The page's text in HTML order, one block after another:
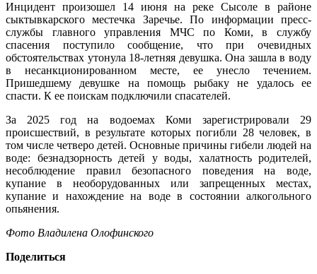
Инцидент произошел 14 июня на реке Сысоле в районе
сыктывкарского местечка Заречье. По информации пресс-
службы главного управления МЧС по Коми, в службу
спасения поступило сообщение, что при очевидных
обстоятельствах утонула 18-летняя девушка. Она зашла в воду
в несанкционированном месте, ее унесло течением.
Пришедшему девушке на помощь рыбаку не удалось ее
спасти. К ее поискам подключили спасателей.
За 2025 год на водоемах Коми зарегистрировали 29
происшествий, в результате которых погибли 28 человек, в
том числе четверо детей. Основные причины гибели людей на
воде: безнадзорность детей у воды, халатность родителей,
несоблюдение правил безопасного поведения на воде,
купание в необорудованных или запрещенных местах,
купание и нахождение на воде в состоянии алкогольного
опьянения.
Фото Владилена Олофинского
Поделиться